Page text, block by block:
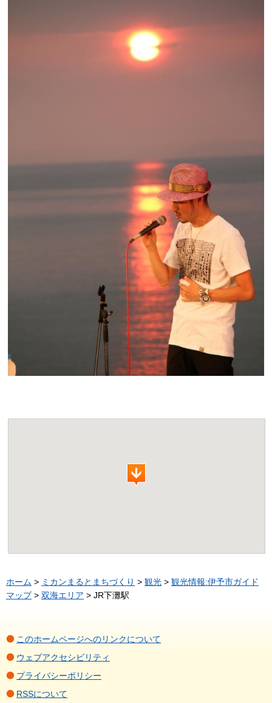
ホーム > ミカンまるとまちづくり > 観光 > 観光情報:伊予市ガイド
マップ> 双海エリア > JR下灘駅
このホームページへのリンクについて
ウェブアクセシビリティ
プライバシーポリシー
RSSについて